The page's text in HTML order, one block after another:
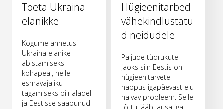
Toeta Ukraina
elanikke
Kogume annetusi
Ukraina elanike
abistamiseks
kohapeal, neile
esmavajaliku
tagamiseks piirialadel
ja Eestisse saabunud
Hügieenitarbed
vähekindlustatu
d neidudele
Paljude tüdrukute
jaoks siin Eestis on
hügieenitarvete
nappus igapäevast elu
halvav probleem. Selle
tõttu jääb lausa iga